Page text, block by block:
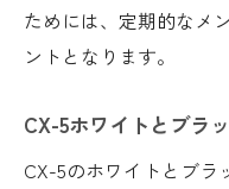
ためには、定期的なメ
ントとなります。
CX-5ホワイトとブラ
CX-5のホワイトとブラ